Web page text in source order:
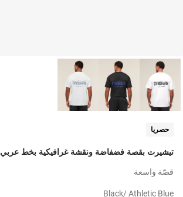
حصريا
تيشيرت بقصة فضفاضة ونقشة غرافيكية بخط عربي
قصّة واسعة
Black/ Athletic Blue